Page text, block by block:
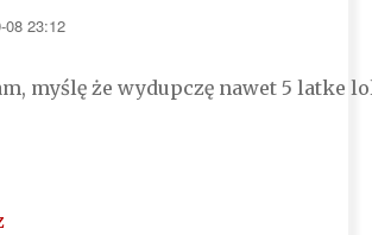
08 23:12
myślę że wydupczę nawet 5 latke